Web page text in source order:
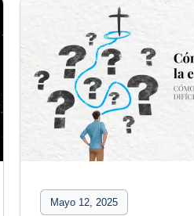
Mayo 12, 2025